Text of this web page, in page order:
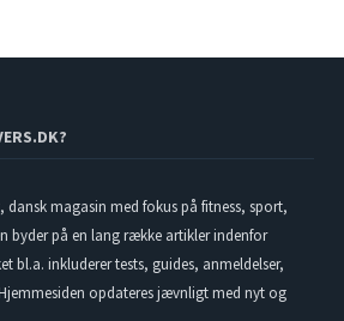
dansk magasin med fokus på fitness, sport,
byder på en lang række artikler indenfor
bl.a. inkluderer tests, guides, anmeldelser,
opdateres jævnligt med nyt og